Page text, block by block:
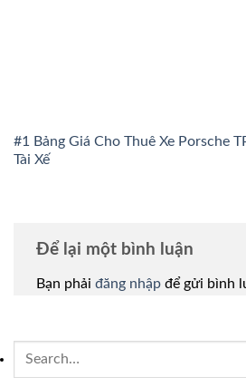
#1 Bảng Giá Cho Thuê Xe Porsche
Tài Xế
Để lại một bình luận
Bạn phải đăng nhập để gửi bình